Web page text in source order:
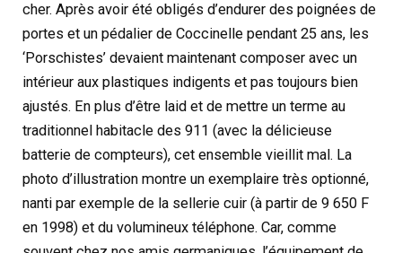
cher. Après avoir été obligés d’endurer des poignées de
portes et un pédalier de Coccinelle pendant 25 ans, les
‘Porschistes’ devaient maintenant composer avec un
intérieur aux plastiques indigents et pas toujours bien
ajustés. En plus d’être laid et de mettre un terme au
traditionnel habitacle des 911 (avec la délicieuse
batterie de compteurs), cet ensemble vieillit mal. La
photo d’illustration montre un exemplaire très optionné,
nanti par exemple de la sellerie cuir (à partir de 9 650 F
en 1998) et du volumineux téléphone. Car, comme